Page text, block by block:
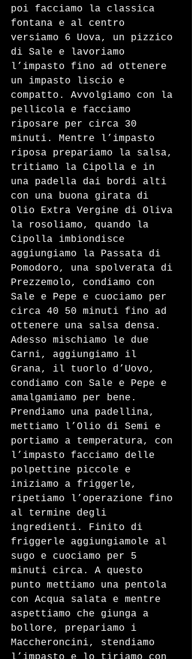
poi facciamo la classica
fontana e al centro
versiamo 6 Uova, un pizzico
di Sale e lavoriamo
l’impasto fino ad ottenere
un impasto liscio e
compatto. Avvolgiamo con la
pellicola e facciamo
riposare per circa 30
minuti. Mentre l’impasto
riposa prepariamo la salsa,
tritiamo la Cipolla e in
una padella dai bordi alti
con una buona girata di
Olio Extra Vergine di Oliva
la rosoliamo, quando la
Cipolla imbiondisce
aggiungiamo la Passata di
Pomodoro, una spolverata di
Prezzemolo, condiamo con
Sale e Pepe e cuociamo per
circa 40 50 minuti fino ad
ottenere una salsa densa.
Adesso mischiamo le due
Carni, aggiungiamo il
Grana, il tuorlo d’Uovo,
condiamo con Sale e Pepe e
amalgamiamo per bene.
Prendiamo una padellina,
mettiamo l’Olio di Semi e
portiamo a temperatura, con
l’impasto facciamo delle
polpettine piccole e
iniziamo a friggerle,
ripetiamo l’operazione fino
al termine degli
ingredienti. Finito di
friggerle aggiungiamole al
sugo e cuociamo per 5
minuti circa. A questo
punto mettiamo una pentola
con Acqua salata e mentre
aspettiamo che giunga a
bollore, prepariamo i
Maccheroncini, stendiamo